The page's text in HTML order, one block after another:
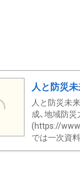
人と防災
人と防災未
成、地域防
(https://
では一次資料